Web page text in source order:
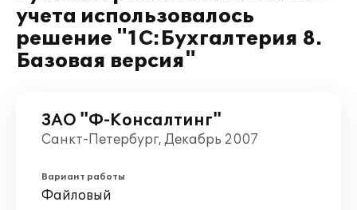
учета использовалось
решение "1С:Бухгалтерия 8.
Базовая версия"
ЗАО "Ф-Консалтинг"
Санкт-Петербург, Декабрь 2007
Вариант работы
Файловый